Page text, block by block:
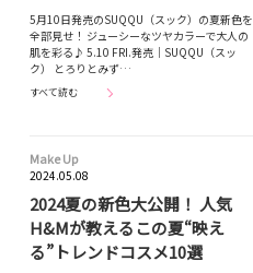
5月10日発売のSUQQU（スック）の夏新色を
全部見せ！ ジューシーなツヤカラーで大人の
肌を彩る♪ 5.10 FRI.発売｜SUQQU（スッ
ク） とろりとみず…
すべて読む
Make Up
2024.05.08
2024夏の新色大公開！ 人気
H&Mが教えるこの夏“映え
る”トレンドコスメ10選